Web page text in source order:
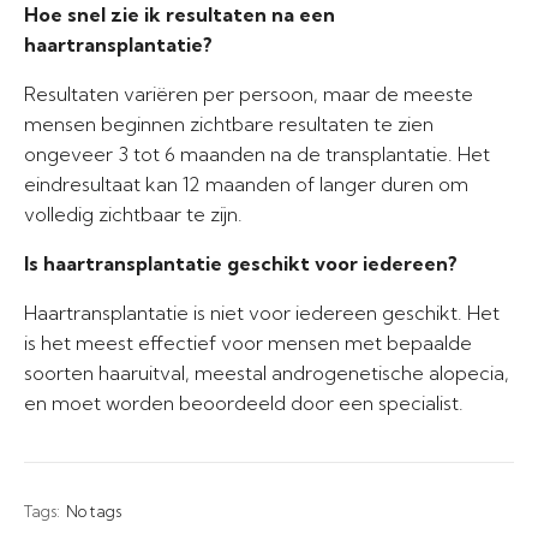
Hoe snel zie ik resultaten na een
haartransplantatie?
Resultaten variëren per persoon, maar de meeste
mensen beginnen zichtbare resultaten te zien
ongeveer 3 tot 6 maanden na de transplantatie. Het
eindresultaat kan 12 maanden of langer duren om
volledig zichtbaar te zijn.
Is haartransplantatie geschikt voor iedereen?
Haartransplantatie is niet voor iedereen geschikt. Het
is het meest effectief voor mensen met bepaalde
soorten haaruitval, meestal androgenetische alopecia,
en moet worden beoordeeld door een specialist.
Tags: No tags